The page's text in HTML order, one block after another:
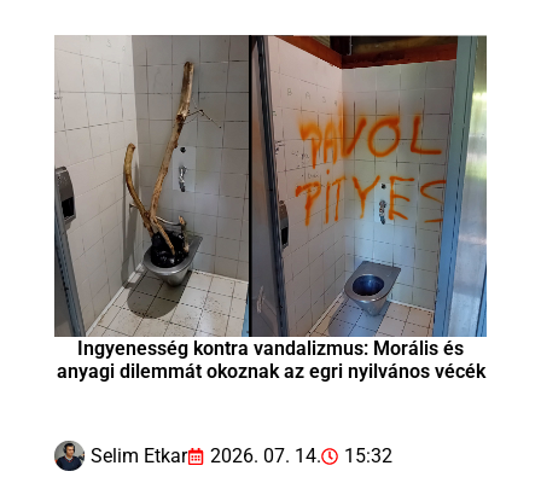
Ingyenesség kontra vandalizmus: Morális és
anyagi dilemmát okoznak az egri nyilvános vécék
Selim Etkar 2026. 07. 14. 15:32